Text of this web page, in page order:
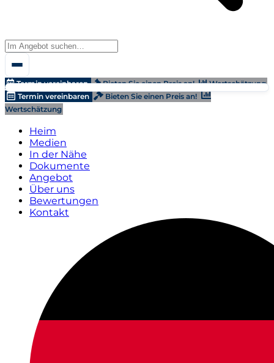
Termin vereinbaren Bieten Sie einen Preis an!
Wertschätzung
Termin vereinbaren
Bieten Sie einen Preis an!
Wertschätzung
Heim
Medien
In der Nähe
Dokumente
Angebot
Über uns
Bewertungen
Kontakt